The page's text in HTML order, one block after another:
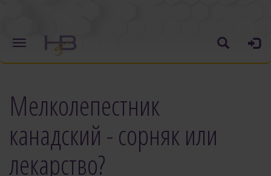
Мелколепестник
канадский - сорняк или
лекарство?